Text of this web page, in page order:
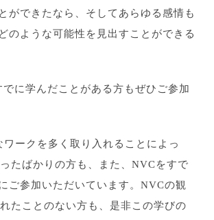
ができたなら、そしてあらゆる感情も
のような可能性を見出すことができる
に学んだことがある方もぜひご参加
ークを多く取り入れることによっ
たばかりの方も、また、NVCをすで
ご参加いただいています。NVCの観
たことのない方も、是非この学びの